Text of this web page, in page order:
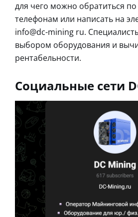
для чего можно обратиться
телефонам или написать на
info@dc-mining ru.
выбором оборудования и
рентабельности.
Социальные сети